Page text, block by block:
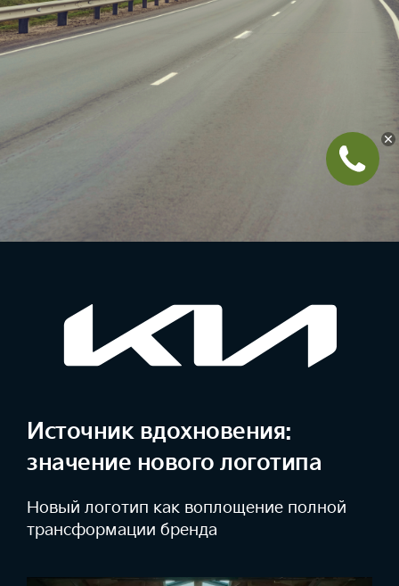
Источник вдохновения:
значение нового логотипа
Новый логотип как воплощение полной
трансформации бренда